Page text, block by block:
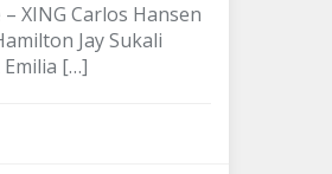
XING Carlos Hansen
Jay Sukali
[…]